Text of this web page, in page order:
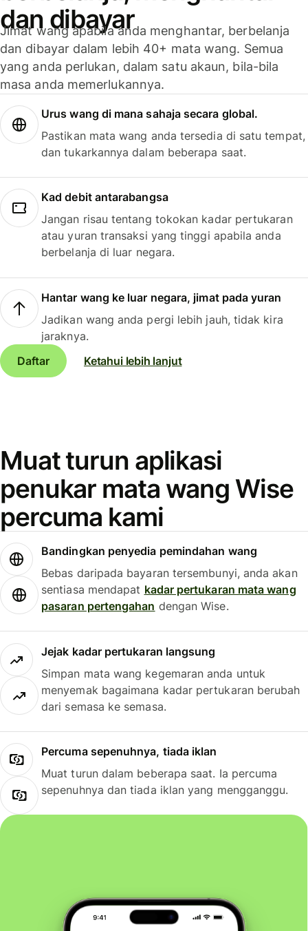
dan dibayar
Jimat wang apabila anda menghantar, berbelanja
dan dibayar dalam lebih 40+ mata wang. Semua
yang anda perlukan, dalam satu akaun, bila-bila
masa anda memerlukannya.
Urus wang di mana sahaja secara global.
Pastikan mata wang anda tersedia di satu tempat,
dan tukarkannya dalam beberapa saat.
Kad debit antarabangsa
Jangan risau tentang tokokan kadar pertukaran
atau yuran transaksi yang tinggi apabila anda
berbelanja di luar negara.
Hantar wang ke luar negara, jimat pada yuran
Jadikan wang anda pergi lebih jauh, tidak kira
jaraknya.
Daftar
Ketahui lebih lanjut
Muat turun aplikasi
penukar mata wang Wise
percuma kami
Bandingkan penyedia pemindahan wang
Bebas daripada bayaran tersembunyi, anda akan
sentiasa mendapat kadar pertukaran mata wang
pasaran pertengahan dengan Wise.
Jejak kadar pertukaran langsung
Simpan mata wang kegemaran anda untuk
menyemak bagaimana kadar pertukaran berubah
dari semasa ke semasa.
Percuma sepenuhnya, tiada iklan
Muat turun dalam beberapa saat. Ia percuma
sepenuhnya dan tiada iklan yang mengganggu.